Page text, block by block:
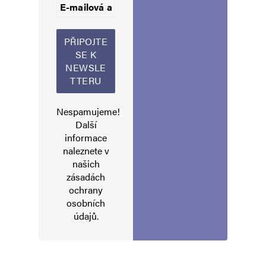
Nespamujeme!
Další
informace
naleznete v
našich
zásadách
ochrany
osobních
údajů.